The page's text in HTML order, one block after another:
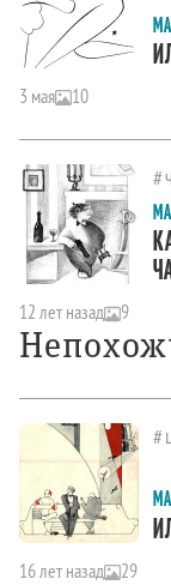
3 мая 10
12 лет назад 9
16 лет назад 29